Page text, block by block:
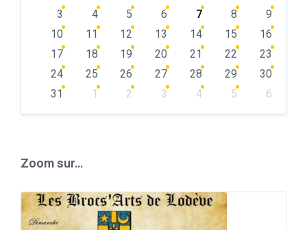
3
4 5 6 7 8
9
10
11 12 13 14 15
16
17
18 19 20 21 22
23
24
25 26 27 28 29
30
31
1 2 3 4 5
6
Zoom sur…